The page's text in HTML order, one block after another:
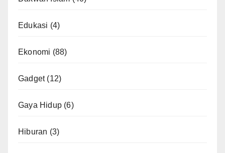
Edukasi (4)
Ekonomi (88)
Gadget(12)
Gaya Hidup (6)
Hiburan (3)